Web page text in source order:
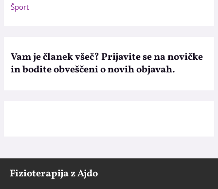
Šport
Vam je članek všeč? Prijavite se na novičke
in bodite obveščeni o novih objavah.
Fizioterapija z Ajdo